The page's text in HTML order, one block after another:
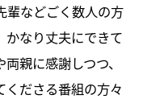
輩などごく数人の方
かなり丈夫にできて
親に感謝しつつ、
ださる番組の方々